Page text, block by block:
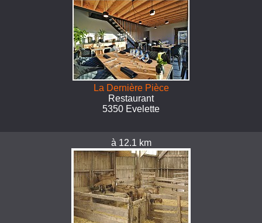
La Dernière Pièce
Restaurant
5350 Evelette
à 12.1 km